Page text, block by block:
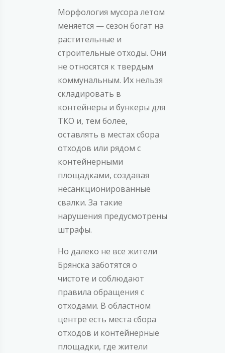
Морфология мусора летом
меняется — сезон богат на
растительные и
строительные отходы. Они
не относятся к твердым
коммунальным. Их нельзя
складировать в
контейнеры и бункеры для
ТКО и, тем более,
оставлять в местах сбора
отходов или рядом с
контейнерными
площадками, создавая
несанкционированные
свалки. За такие
нарушения предусмотрены
штрафы.
Но далеко не все жители
Брянска заботятся о
чистоте и соблюдают
правила обращения с
отходами. В областном
центре есть места сбора
отходов и контейнерные
площадки, где жители